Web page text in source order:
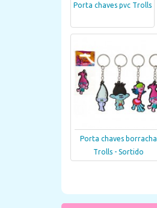
Porta chaves pvc Trolls
Porta chaves borracha
Trolls - Sortido